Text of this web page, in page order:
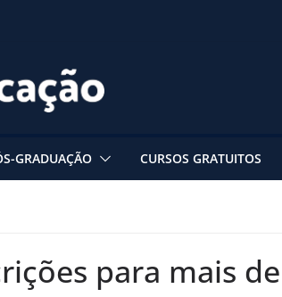
GRADUAÇÃO CURSOS GRATUITOS
para mais